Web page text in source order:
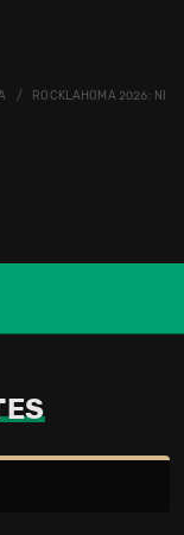
ROCKLAHOMA 2026: